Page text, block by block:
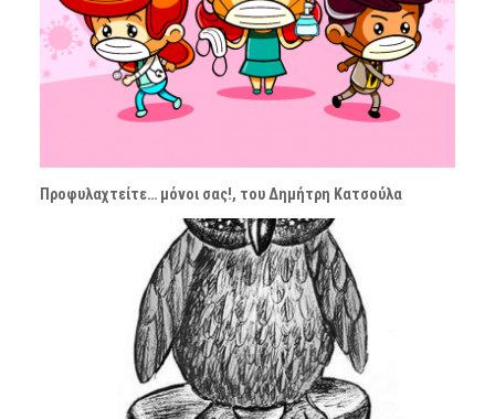
Προφυλαχτείτε… μόνοι σας!, του Δημήτρη Κατσούλα